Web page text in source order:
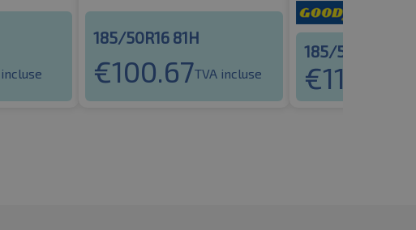
185/50R16 81H
€100.67TVA incluse
185/50R16 81H
€113.84